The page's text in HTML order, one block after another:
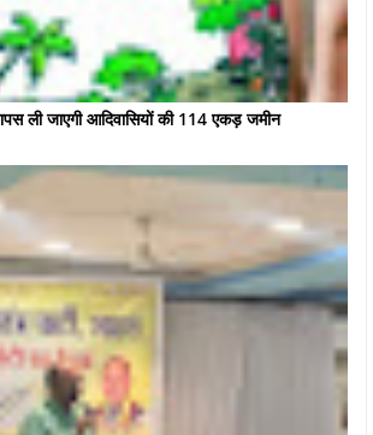
ली जाएगी आदिवासियों की 114 एकड़ जमीन